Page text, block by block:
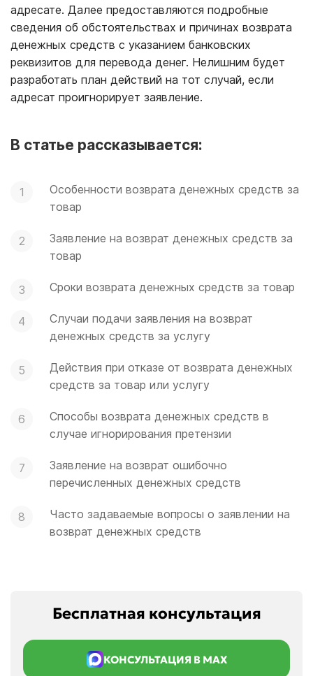
адресате. Далее предоставляются подробные
сведения об обстоятельствах и причинах возврата
денежных средств с указанием банковских
реквизитов для перевода денег. Нелишним будет
разработать план действий на тот случай, если
адресат проигнорирует заявление.
В статье рассказывается:
Особенности возврата денежных средств за
товар
Заявление на возврат денежных средств за
товар
Сроки возврата денежных средств за товар
Случаи подачи заявления на возврат
денежных средств за услугу
Действия при отказе от возврата денежных
средств за товар или услугу
Способы возврата денежных средств в
случае игнорирования претензии
Заявление на возврат ошибочно
перечисленных денежных средств
Часто задаваемые вопросы о заявлении на
возврат денежных средств
Бесплатная консультация
КОНСУЛЬТАЦИЯ В MAX